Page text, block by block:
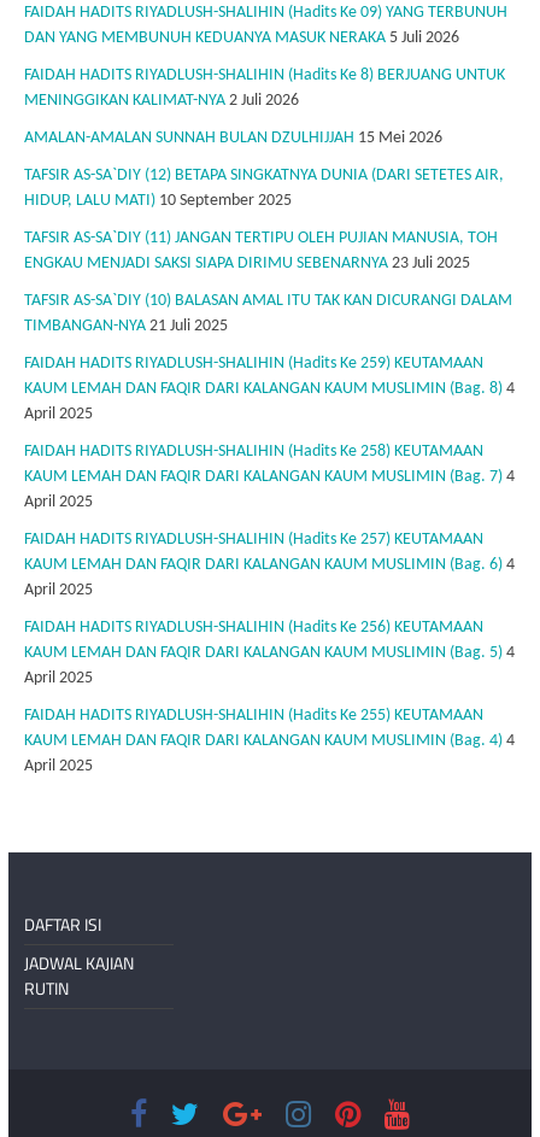
FAIDAH HADITS RIYADLUSH-SHALIHIN (Hadits Ke 09) YANG TERBUNUH
DAN YANG MEMBUNUH KEDUANYA MASUK NERAKA 5 Juli 2026
FAIDAH HADITS RIYADLUSH-SHALIHIN (Hadits Ke 8) BERJUANG UNTUK
MENINGGIKAN KALIMAT-NYA 2 Juli 2026
AMALAN-AMALAN SUNNAH BULAN DZULHIJJAH 15 Mei 2026
TAFSIR AS-SA`DIY (12) BETAPA SINGKATNYA DUNIA (DARI SETETES AIR,
HIDUP, LALU MATI) 10 September 2025
TAFSIR AS-SA`DIY (11) JANGAN TERTIPU OLEH PUJIAN MANUSIA, TOH
ENGKAU MENJADI SAKSI SIAPA DIRIMU SEBENARNYA 23 Juli 2025
TAFSIR AS-SA`DIY (10) BALASAN AMAL ITU TAK KAN DICURANGI DALAM
TIMBANGAN-NYA 21 Juli 2025
FAIDAH HADITS RIYADLUSH-SHALIHIN (Hadits Ke 259) KEUTAMAAN
KAUM LEMAH DAN FAQIR DARI KALANGAN KAUM MUSLIMIN (Bag. 8) 4
April 2025
FAIDAH HADITS RIYADLUSH-SHALIHIN (Hadits Ke 258) KEUTAMAAN
KAUM LEMAH DAN FAQIR DARI KALANGAN KAUM MUSLIMIN (Bag. 7) 4
April 2025
FAIDAH HADITS RIYADLUSH-SHALIHIN (Hadits Ke 257) KEUTAMAAN
KAUM LEMAH DAN FAQIR DARI KALANGAN KAUM MUSLIMIN (Bag. 6) 4
April 2025
FAIDAH HADITS RIYADLUSH-SHALIHIN (Hadits Ke 256) KEUTAMAAN
KAUM LEMAH DAN FAQIR DARI KALANGAN KAUM MUSLIMIN (Bag. 5) 4
April 2025
FAIDAH HADITS RIYADLUSH-SHALIHIN (Hadits Ke 255) KEUTAMAAN
KAUM LEMAH DAN FAQIR DARI KALANGAN KAUM MUSLIMIN (Bag. 4) 4
April 2025
DAFTAR ISI
JADWAL KAJIAN
RUTIN